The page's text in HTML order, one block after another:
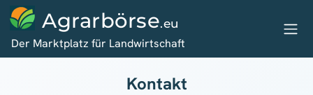
Agrarbörse.eu
Der Marktplatz für Landwirtschaft
Kontakt